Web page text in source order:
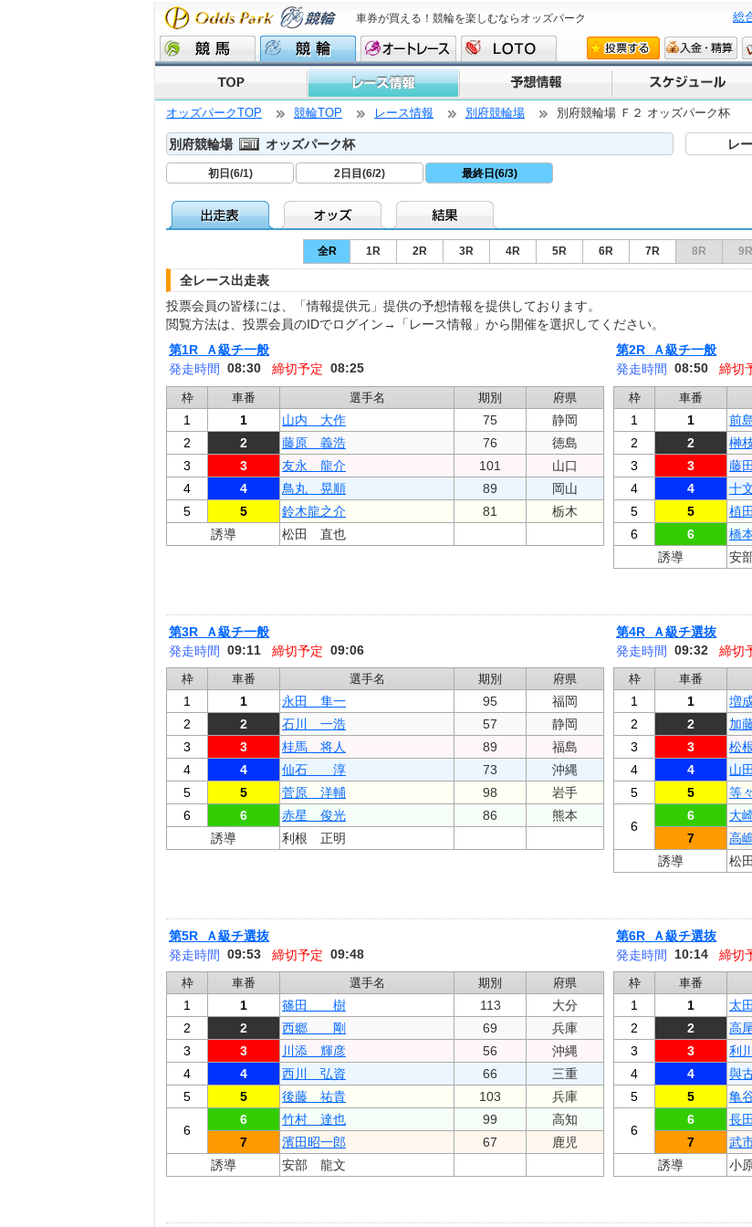
車券が買える！競輪を楽しむならオッズパーク 総
オッズパークTOP 競輪TOP レース情報 別府競輪場 別府競輪場 Ｆ２ オッズパーク杯
別府競輪場 オッズパーク杯 レ
初日(6/1) 2日目(6/2) 最終日(6/3)
全R 1R 2R 3R 4R 5R 6R 7R 8R 9R
全レース出走表
投票会員の皆様には、「情報提供元」提供の予想情報を提供しております。
閲覧方法は、投票会員のIDでログイン→「レース情報」から開催を選択してください。
第1R Ａ級チ一般
発走時間
08:30 締切予定 08:25
枠 車番 選手名 期別 府県
1 1 山内 大作 75
静岡
2
2 藤原 義浩 76
徳島
3
3 友永 龍介 101
山口
4
4 鳥丸 晃順 89
岡山
5
5 鈴木龍之介 81
栃木
誘導
松田 直也
第2R Ａ級チ一般
発走時間
08:50 締切
枠 車番
1 1 前
2
2 榊
3
3 藤
4
4 十
5
5 植
6
6 橋
誘導
安
第3R Ａ級チ一般
発走時間
09:11 締切予定 09:06
枠 車番 選手名 期別 府県
1 1 永田 隼一 95
福岡
2
2 石川 一浩 57
静岡
3
3 桂馬 将人 89
福島
4
4 仙石 淳 73
沖縄
5
5 菅原 洋輔 98
岩手
6
6 赤星 俊光 86
熊本
誘導
利根 正明
第4R Ａ級チ選抜
発走時間
09:32 締切
枠 車番
1 1 増
2
2 加
3
3 松
4
4 山
5
5 等
6
6 大
7
高
誘導
松
第5R Ａ級チ選抜
発走時間
09:53 締切予定 09:48
枠 車番 選手名 期別 府県
1 1 篠田 樹 113
大分
2
2 西郷 剛 69
兵庫
3
3 川添 輝彦 56
沖縄
4
4 西川 弘資 66
三重
5
5 後藤 祐貴 103 兵庫
6
6 竹村 達也 99
高知
7
濱田昭一郎 67
鹿児
誘導
安部 龍文
第6R Ａ級チ選抜
発走時間
10:14 締切
枠 車番
1 1 太
2
2 高
3
3 利
4
4 與
5
5 亀
6
6 長
7
武
誘導
小